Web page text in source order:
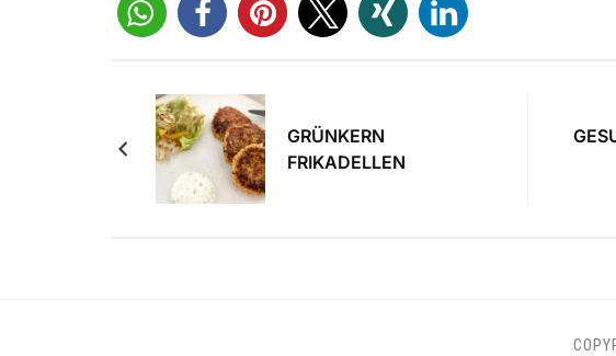
GRÜNKERN
FRIKADELLEN